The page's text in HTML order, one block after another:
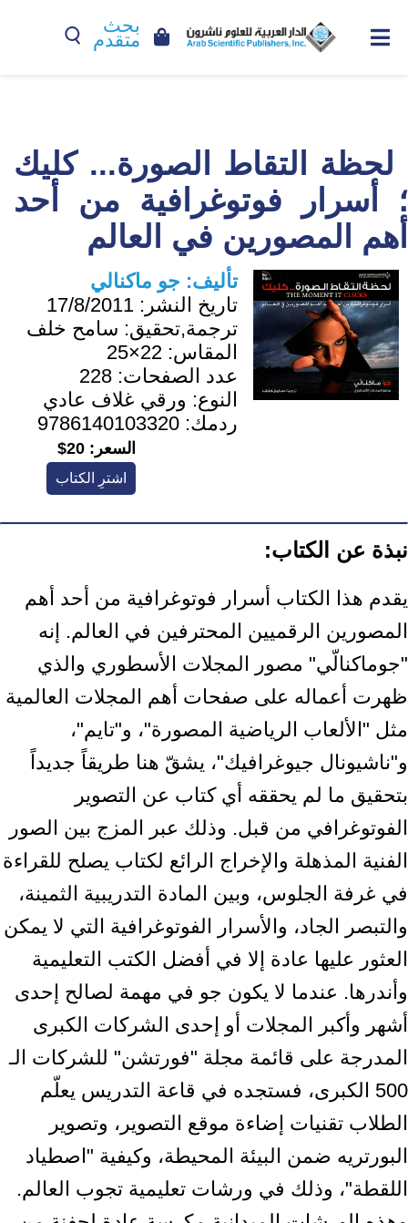
بحث
متقدم
لحظة التقاط الصورة... كليك
؛ أسرار فوتوغرافية من أحد
أهم المصورين في العالم
تأليف: جو ماكنالي
تاريخ النشر: 17/8/2011
ترجمة,تحقيق: سامح خلف
المقاس: 22×25
عدد الصفحات: 228
النوع: ورقي غلاف عادي
ردمك: 9786140103320
السعر: 20$
اشترِ الكتاب
نبذة عن الكتاب:
يقدم هذا الكتاب أسرار فوتوغرافية من أحد أهم
المصورين الرقميين المحترفين في العالم. إنه
"جوماكنالّي" مصور المجلات الأسطوري والذي
ظهرت أعماله على صفحات أهم المجلات العالمية
مثل "الألعاب الرياضية المصورة"، و"تايم"،
و"ناشيونال جيوغرافيك"، يشقّ هنا طريقاً جديداً
بتحقيق ما لم يحققه أي كتاب عن التصوير
الفوتوغرافي من قبل. وذلك عبر المزج بين الصور
الفنية المذهلة والإخراج الرائع لكتاب يصلح للقراءة
في غرفة الجلوس، وبين المادة التدريبية الثمينة،
والتبصر الجاد، والأسرار الفوتوغرافية التي لا يمكن
العثور عليها عادة إلا في أفضل الكتب التعليمية
وأندرها. عندما لا يكون جو في مهمة لصالح إحدى
أشهر وأكبر المجلات أو إحدى الشركات الكبرى
المدرجة على قائمة مجلة "فورتشن" للشركات الـ
500 الكبرى، فستجده في قاعة التدريس يعلّم
الطلاب تقنيات إضاءة موقع التصوير، وتصوير
البورتريه ضمن البيئة المحيطة، وكيفية "اصطياد
اللقطة"، وذلك في ورشات تعليمية تجوب العالم.